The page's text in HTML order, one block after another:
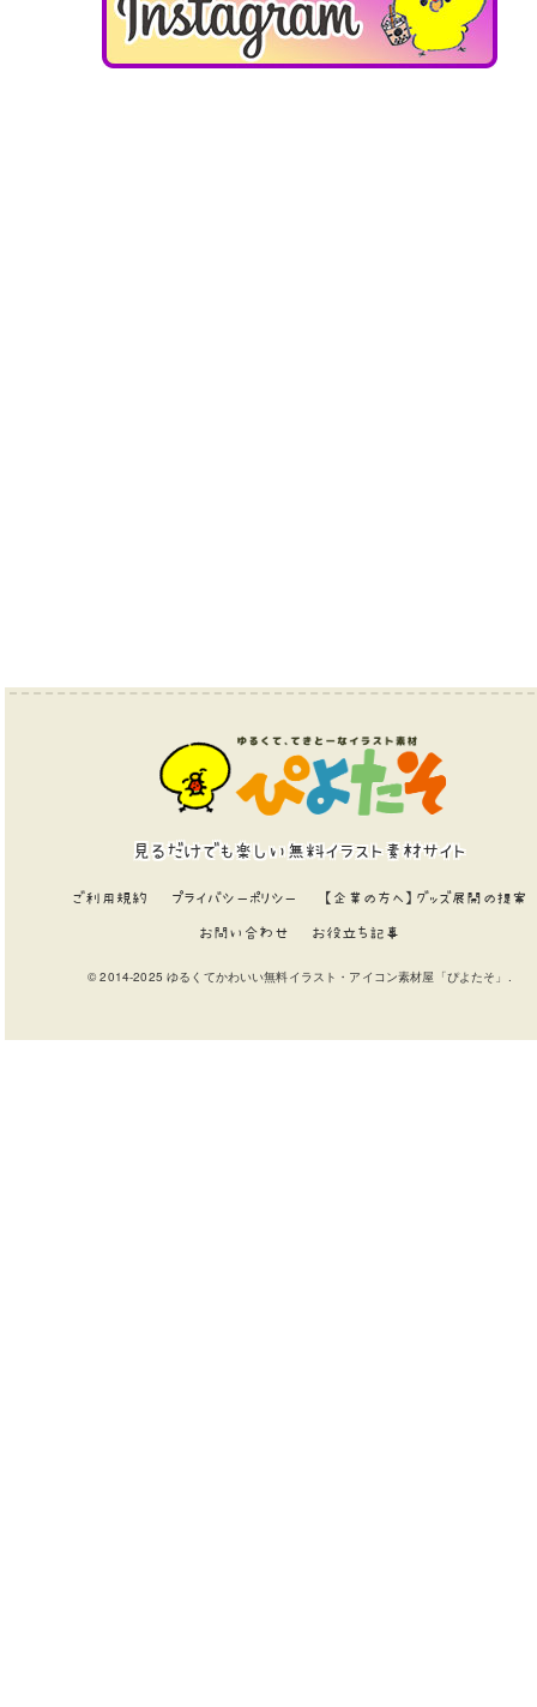
見るだけでも楽しい無料イラスト素材サイト
ご利用規約 プライバシーポリシー 【企業の方へ】グッズ展開の提案
お問い合わせ お役立ち記事
© 2014-2025 ゆるくてかわいい無料イラスト・アイコン素材屋「ぴよたそ」.